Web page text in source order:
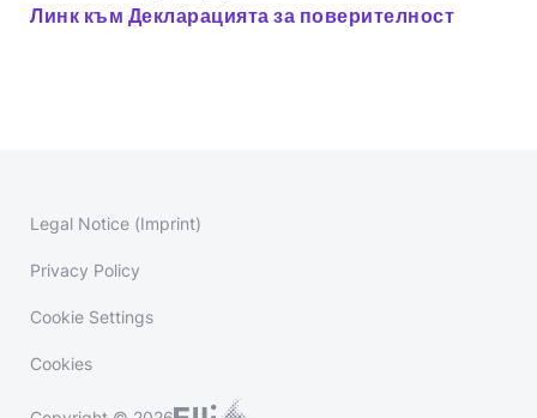
Линк към Декларацията за поверителност
Legal Notice (Imprint)
Privacy Policy
Cookie Settings
Cookies